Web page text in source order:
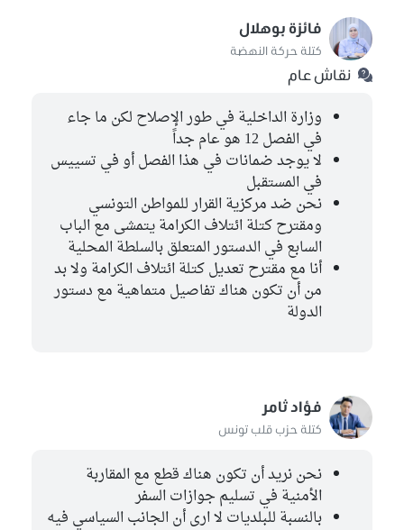
فائزة بوهلال
كتلة حركة النهضة
نقاش عام
وزارة الداخلية في طور الإصلاح لكن ما جاء
في الفصل 12 هو عام جداً
لا يوجد ضمانات في هذا الفصل أو في تسييس
في المستقبل
نحن ضد مركزية القرار للمواطن التونسي
ومقترح كتلة ائتلاف الكرامة يتمشى مع الباب
السابع في الدستور المتعلق بالسلطة المحلية
أنا مع مقترح تعديل كتلة ائتلاف الكرامة ولا بد
من أن تكون هناك تفاصيل متماهية مع دستور
الدولة
فؤاد ثامر
كتلة حزب قلب تونس
نحن نريد أن تكون هناك قطع مع المقاربة
الأمنية في تسليم جوازات السفر
بالنسبة للبلديات لا ارى أن الجانب السياسي فيه